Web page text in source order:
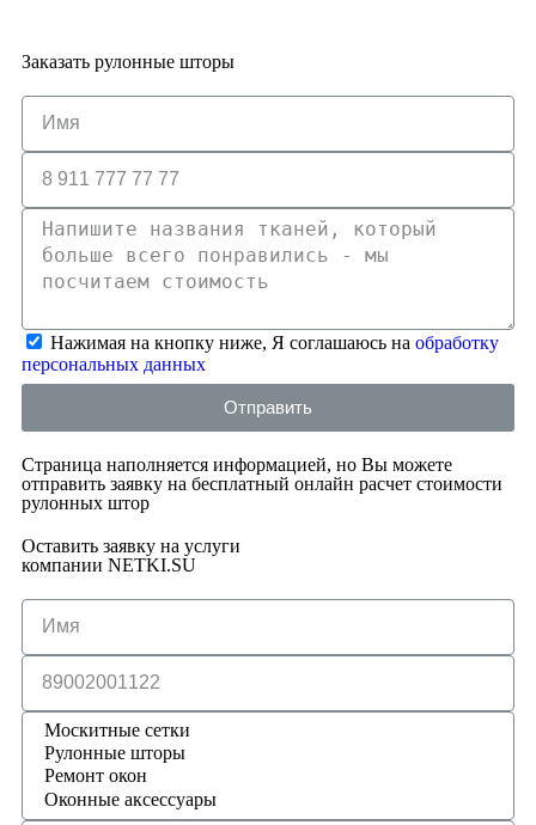
Заказать рулонные шторы
Нажимая на кнопку ниже, Я соглашаюсь на обработку
персональных данных
Отправить
Страница наполняется информацией, но Вы можете
отправить заявку на бесплатный онлайн расчет стоимости
рулонных штор
Оставить заявку на услуги
компании NETKI.SU